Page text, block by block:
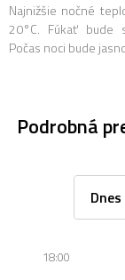
Najnižšie nočné
20°C. Fúkať
Počas noci bude
Podrobná
18:00